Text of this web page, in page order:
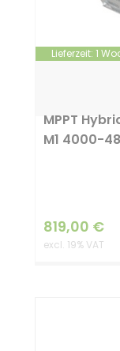
Lieferzeit: 1
MPPT
M1 4000-
819,00 €
excl. 19% VAT